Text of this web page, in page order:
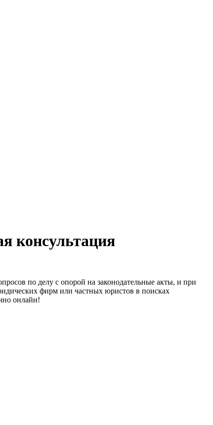
консультация
по делу с опорой на законодательные акты, и при
фирм или частных юристов в поисках
онлайн!